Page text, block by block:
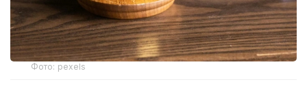
Фото: pexels